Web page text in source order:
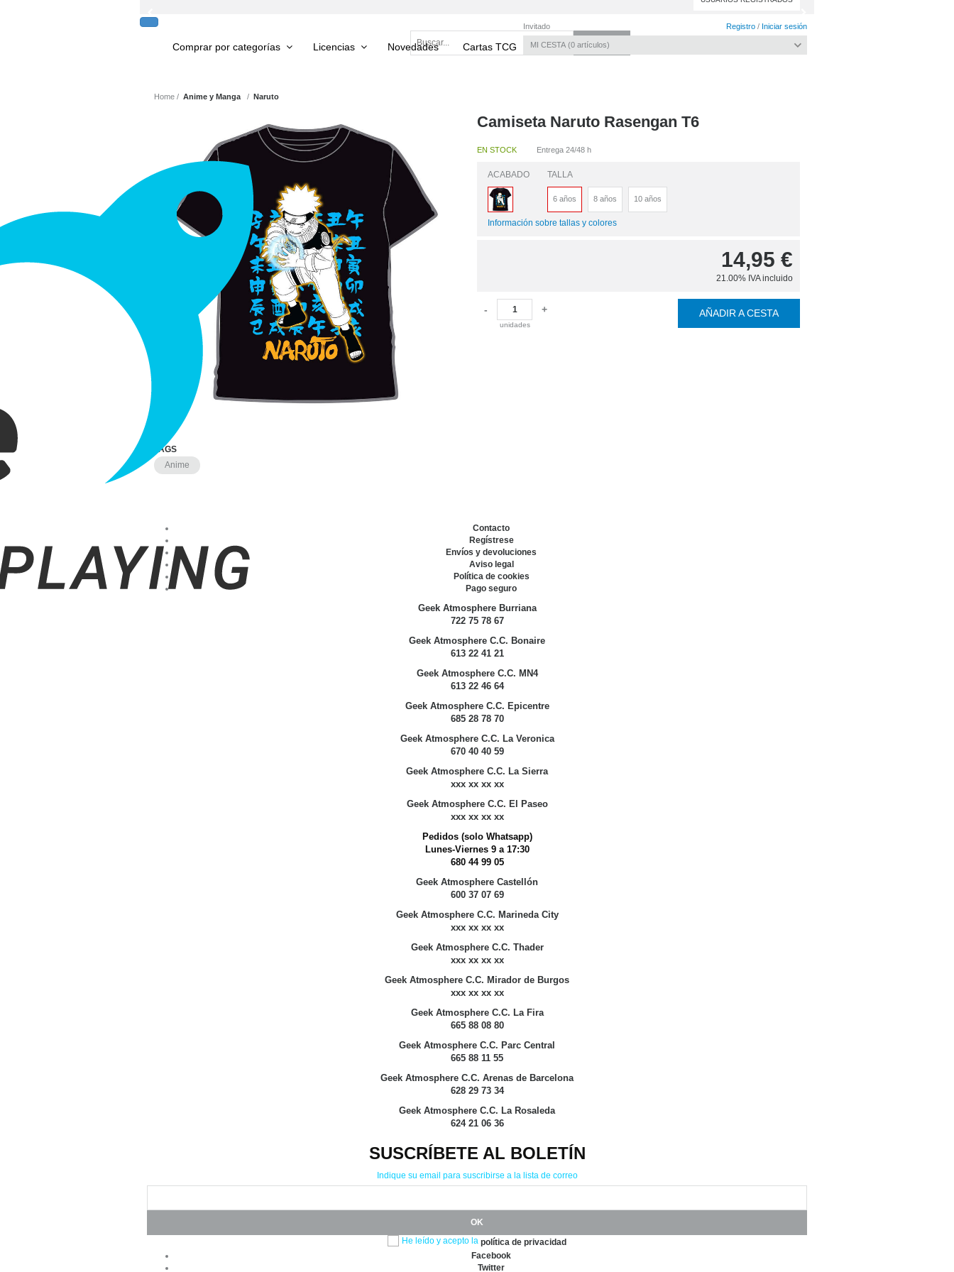
Invitado Registro / Iniciar sesión
MI CESTA 0 artículos
Comprar por categorías Licencias Novedades Cartas TCG Torneos TCG
Home Anime y Manga Naruto
Camiseta Naruto Rasengan T6
EN STOCK Entrega 24/48 h
ACABADO TALLA
6 años 8 años 10 años
Información sobre tallas y colores
14,95 €
21.00% IVA incluido
-
unidades
+ AÑADIR A CESTA
TAGS
Anime
Contacto
Regístrese
Envíos y devoluciones
Aviso legal
Política de cookies
Pago seguro
Geek Atmosphere Burriana
722 75 78 67
Geek Atmosphere C.C. Bonaire
613 22 41 21
Geek Atmosphere C.C. MN4
613 22 46 64
Geek Atmosphere C.C. Epicentre
685 28 78 70
Geek Atmosphere C.C. La Veronica
670 40 40 59
Geek Atmosphere C.C. La Sierra
xxx xx xx xx
Geek Atmosphere C.C. El Paseo
xxx xx xx xx
Pedidos (solo Whatsapp)
Lunes-Viernes 9 a 17:30
680 44 99 05
Geek Atmosphere Castellón
600 37 07 69
Geek Atmosphere C.C. Marineda City
xxx xx xx xx
Geek Atmosphere C.C. Thader
xxx xx xx xx
Geek Atmosphere C.C. Mirador de Burgos
xxx xx xx xx
Geek Atmosphere C.C. La Fira
665 88 08 80
Geek Atmosphere C.C. Parc Central
665 88 11 55
Geek Atmosphere C.C. Arenas de Barcelona
628 29 73 34
Geek Atmosphere C.C. La Rosaleda
624 21 06 36
SUSCRÍBETE AL BOLETÍN
Indique su email para suscribirse a la lista de correo
He leído y acepto la política de privacidad
Facebook
Twitter